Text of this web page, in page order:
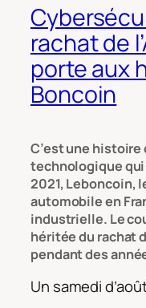
rachat de
porte aux
Boncoin
C’est une
technologique qui
2021, Leboncoin,
automobile en
industrielle. Le
héritée du rachat
pendant des
Un samedi